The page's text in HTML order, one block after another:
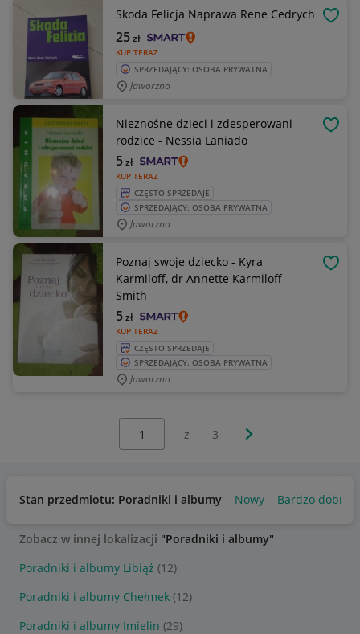
Skoda Felicja Naprawa Rene Cedrych
KUP TERAZ
25zł
SPRZEDAJĄCY: OSOBA PRYWATNA
Jaworzno
Nieznośne dzieci i zdesperowani
rodzice - Nessia Laniado
KUP TERAZ
5zł
CZĘSTO SPRZEDAJE
SPRZEDAJĄCY: OSOBA PRYWATNA
Jaworzno
Poznaj swoje dziecko - Kyra
Karmiloff, dr Annette Karmiloff-
Smith
KUP TERAZ
5zł
CZĘSTO SPRZEDAJE
SPRZEDAJĄCY: OSOBA PRYWATNA
Jaworzno
z 3 Następna strona
Stan przedmiotu: Poradniki i albumy Nowy Bardzo dobry
Zobacz w innej lokalizacji "Poradniki i albumy"
Poradniki i albumy Libiąż (12)
Poradniki i albumy Chełmek (12)
Poradniki i albumy Imielin (29)